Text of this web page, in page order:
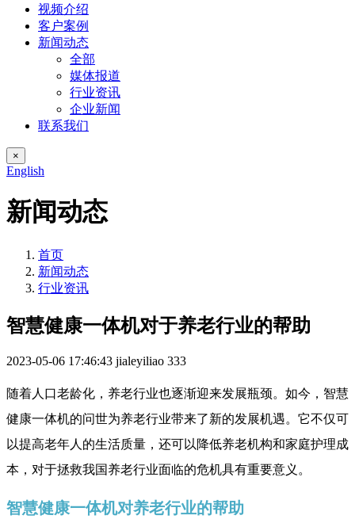
视频介绍
客户案例
新闻动态
全部
媒体报道
行业资讯
企业新闻
联系我们
×
English
新闻动态
首页
新闻动态
行业资讯
智慧健康一体机对于养老行业的帮助
2023-05-06 17:46:43 jialeyiliao 333
随着人口老龄化，养老行业也逐渐迎来发展瓶颈。如今，智慧
健康一体机的问世为养老行业带来了新的发展机遇。它不仅可
以提高老年人的生活质量，还可以降低养老机构和家庭护理成
本，对于拯救我国养老行业面临的危机具有重要意义。
智慧健康一体机对养老行业的帮助